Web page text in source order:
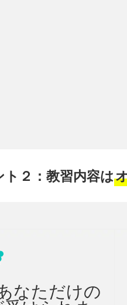
２：教習内容は
なただけの